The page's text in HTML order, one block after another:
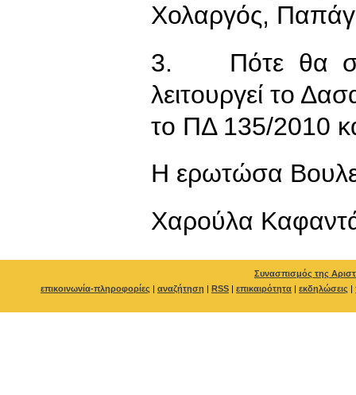
Χολαργός,
3. Πότε θα
λειτουργεί το
το ΠΔ 135/2010
Η ερωτώσα
Χαρούλα
Συνασπισμός της
επικοινωνία-πληροφορίες | αναζήτηση | RSS | επικαιρότητα | εκδηλώσεις |